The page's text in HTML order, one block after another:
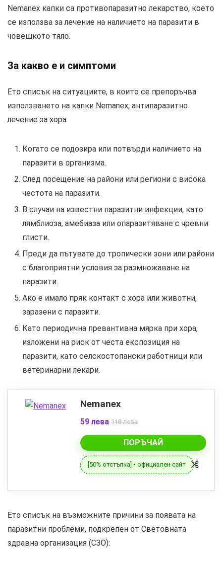
Nemanex капки са противопаразитно лекарство, което
се използва за лечение на наличието на паразити в
човешкото тяло.
За какво е и симптоми
Ето списък на ситуациите, в които се препоръчва
използването на капки Nemanex, антипаразитно
лечение за хора:
Когато се подозира или потвърди наличието на
паразити в организма.
След посещение на райони или региони с висока
честота на паразити.
В случаи на известни паразитни инфекции, като
лямблиоза, амебиаза или опаразитяване с чревни
глисти.
Преди да пътувате до тропически зони или райони
с благоприятни условия за размножаване на
паразити.
Ако е имало пряк контакт с хора или животни,
заразени с паразити.
Като периодична превантивна мярка при хора,
изложени на риск от честа експозиция на
паразити, като селскостопански работници или
ветеринарни лекари.
Nemanex
59 лева 118 лева
ПОРЪЧАЙ
[50% отстъпка] • официален сайт
Ето списък на възможните причини за появата на
паразитни проблеми, подкрепен от Световната
здравна организация (СЗО):